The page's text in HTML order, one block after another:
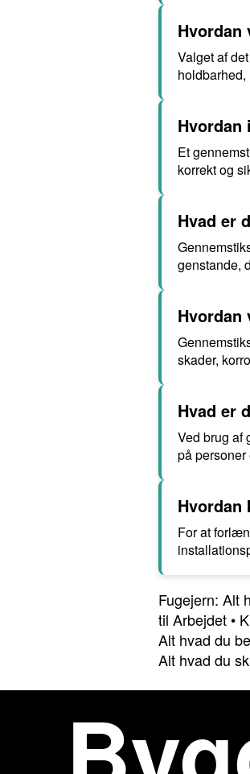
Valget af
Hvordan
Et
korrekt og
Hvad er
genstande,
Hvordan
skader,
Hvad er
Ved brug af
på
For at
Fugejern: Alt
til Arbejdet •
Alt hvad du
Alt hvad du